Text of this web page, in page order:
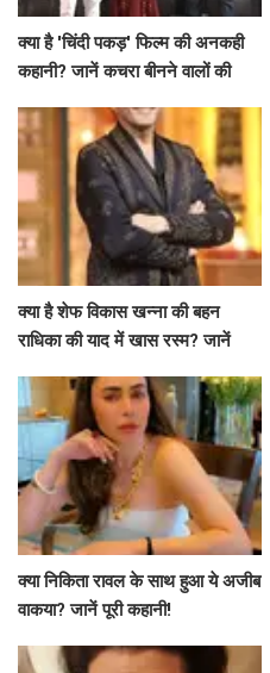
क्या है 'चिंदी पकड़' फिल्म की अनकही
कहानी? जानें कचरा बीनने वालों की
क्या है शेफ विकास खन्ना की बहन
राधिका की याद में खास रस्म? जानें
क्या निकिता रावल के साथ हुआ ये अजीब
वाकया? जानें पूरी कहानी!